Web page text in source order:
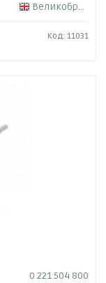
Великобритания
Код: 11031
0 221 504 800